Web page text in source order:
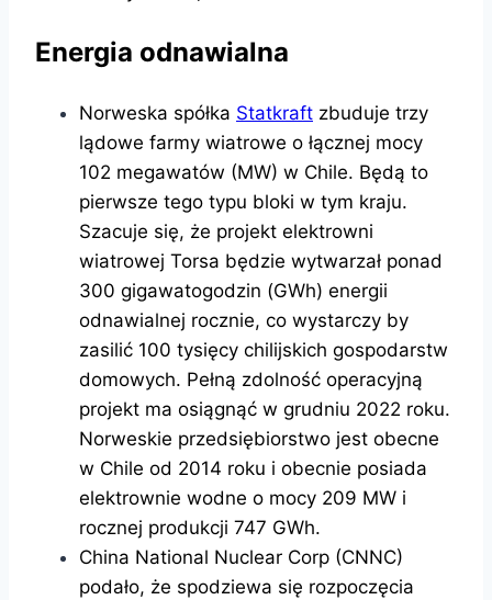
Energia odnawialna
Norweska spółka Statkraft zbuduje trzy
lądowe farmy wiatrowe o łącznej mocy
102 megawatów (MW) w Chile. Będą to
pierwsze tego typu bloki w tym kraju.
Szacuje się, że projekt elektrowni
wiatrowej Torsa będzie wytwarzał ponad
300 gigawatogodzin (GWh) energii
odnawialnej rocznie, co wystarczy by
zasilić 100 tysięcy chilijskich gospodarstw
domowych. Pełną zdolność operacyjną
projekt ma osiągnąć w grudniu 2022 roku.
Norweskie przedsiębiorstwo jest obecne
w Chile od 2014 roku i obecnie posiada
elektrownie wodne o mocy 209 MW i
rocznej produkcji 747 GWh.
China National Nuclear Corp (CNNC)
podało, że spodziewa się rozpoczęcia